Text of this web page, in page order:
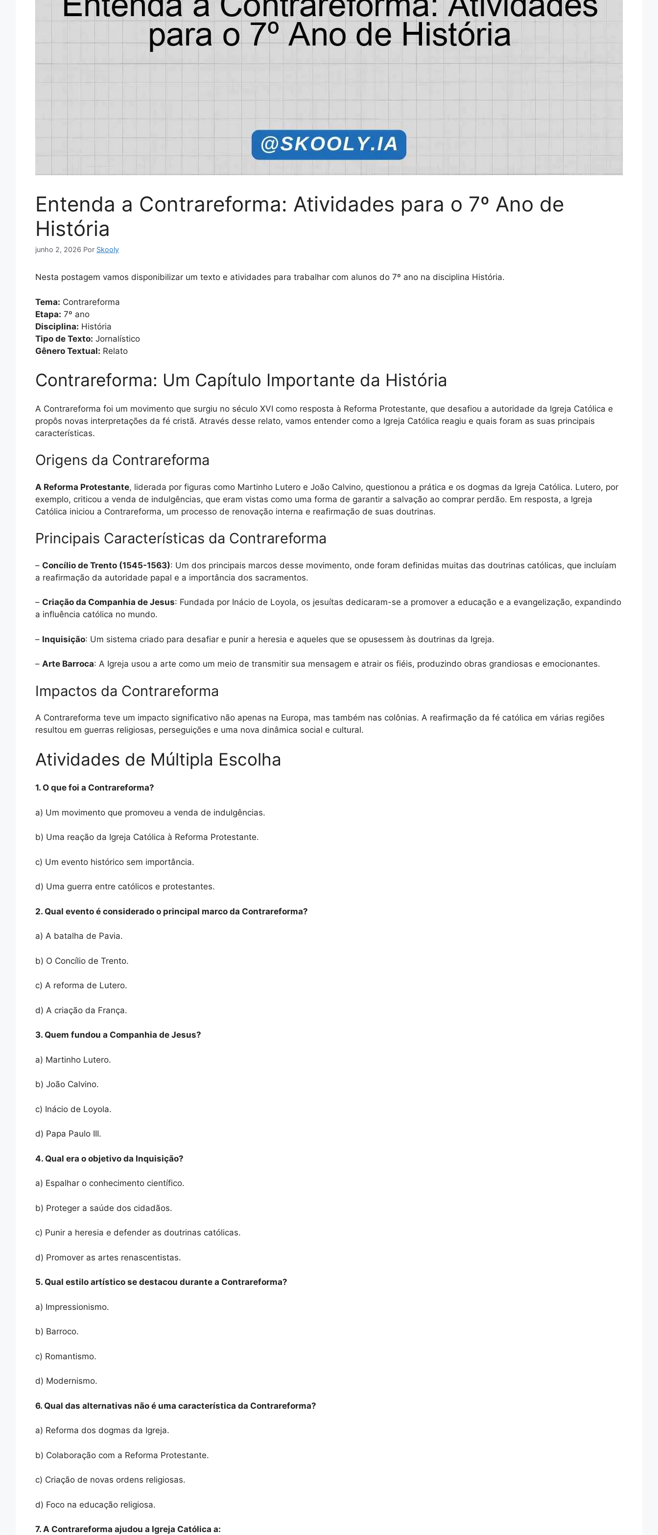
Entenda a Contrareforma: Atividades para o 7º Ano de
História
junho 2, 2026 Por Skooly
Nesta postagem vamos disponibilizar um texto e atividades para trabalhar com alunos do 7º ano na disciplina História.
Tema: Contrareforma
Etapa: 7º ano
Disciplina: História
Tipo de Texto: Jornalístico
Gênero Textual: Relato
Contrareforma: Um Capítulo Importante da História
A Contrareforma foi um movimento que surgiu no século XVI como resposta à Reforma Protestante, que desafiou a autoridade da Igreja Católica e
propôs novas interpretações da fé cristã. Através desse relato, vamos entender como a Igreja Católica reagiu e quais foram as suas principais
características.
Origens da Contrareforma
A Reforma Protestante, liderada por figuras como Martinho Lutero e João Calvino, questionou a prática e os dogmas da Igreja Católica. Lutero, por
exemplo, criticou a venda de indulgências, que eram vistas como uma forma de garantir a salvação ao comprar perdão. Em resposta, a Igreja
Católica iniciou a Contrareforma, um processo de renovação interna e reafirmação de suas doutrinas.
Principais Características da Contrareforma
– Concílio de Trento (1545-1563): Um dos principais marcos desse movimento, onde foram definidas muitas das doutrinas católicas, que incluíam
a reafirmação da autoridade papal e a importância dos sacramentos.
– Criação da Companhia de Jesus: Fundada por Inácio de Loyola, os jesuítas dedicaram-se a promover a educação e a evangelização, expandindo
a influência católica no mundo.
– Inquisição: Um sistema criado para desafiar e punir a heresia e aqueles que se opusessem às doutrinas da Igreja.
– Arte Barroca: A Igreja usou a arte como um meio de transmitir sua mensagem e atrair os fiéis, produzindo obras grandiosas e emocionantes.
Impactos da Contrareforma
A Contrareforma teve um impacto significativo não apenas na Europa, mas também nas colônias. A reafirmação da fé católica em várias regiões
resultou em guerras religiosas, perseguições e uma nova dinâmica social e cultural.
Atividades de Múltipla Escolha
1. O que foi a Contrareforma?
a) Um movimento que promoveu a venda de indulgências.
b) Uma reação da Igreja Católica à Reforma Protestante.
c) Um evento histórico sem importância.
d) Uma guerra entre católicos e protestantes.
2. Qual evento é considerado o principal marco da Contrareforma?
a) A batalha de Pavia.
b) O Concílio de Trento.
c) A reforma de Lutero.
d) A criação da França.
3. Quem fundou a Companhia de Jesus?
a) Martinho Lutero.
b) João Calvino.
c) Inácio de Loyola.
d) Papa Paulo III.
4. Qual era o objetivo da Inquisição?
a) Espalhar o conhecimento científico.
b) Proteger a saúde dos cidadãos.
c) Punir a heresia e defender as doutrinas católicas.
d) Promover as artes renascentistas.
5. Qual estilo artístico se destacou durante a Contrareforma?
a) Impressionismo.
b) Barroco.
c) Romantismo.
d) Modernismo.
6. Qual das alternativas não é uma característica da Contrareforma?
a) Reforma dos dogmas da Igreja.
b) Colaboração com a Reforma Protestante.
c) Criação de novas ordens religiosas.
d) Foco na educação religiosa.
7. A Contrareforma ajudou a Igreja Católica a: